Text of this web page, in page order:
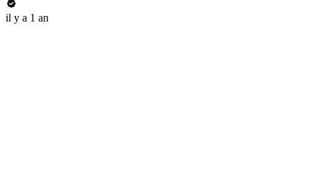
il y a 1 an